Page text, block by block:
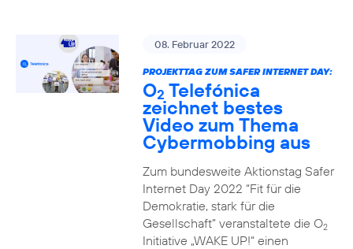
08. Februar 2022
PROJEKTTAG ZUM SAFER INTERNET DAY:
O2 Telefónica
zeichnet bestes
Video zum Thema
Cybermobbing aus
Zum bundesweite Aktionstag Safer
Internet Day 2022 “Fit für die
Demokratie, stark für die
Gesellschaft” veranstaltete die O2
Initiative „WAKE UP!“ einen